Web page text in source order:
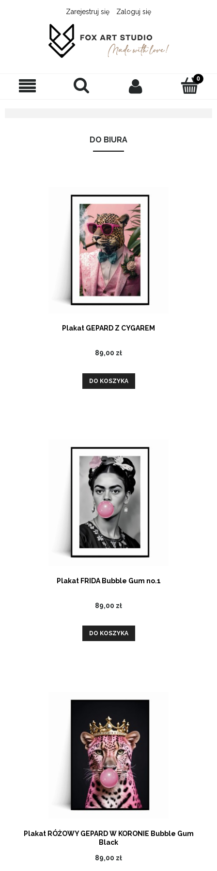
Zarejestruj się Zaloguj się
DO BIURA
Plakat GEPARD Z CYGAREM
89,00 zł
DO KOSZYKA
Plakat FRIDA Bubble Gum no.1
89,00 zł
DO KOSZYKA
Plakat RÓŻOWY GEPARD W KORONIE Bubble Gum
Black
89,00 zł